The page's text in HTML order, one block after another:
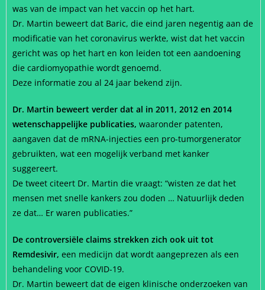
was van de impact van het vaccin op het hart.
Dr. Martin beweert dat Baric, die eind jaren negentig aan de
modificatie van het coronavirus werkte, wist dat het vaccin
gericht was op het hart en kon leiden tot een aandoening
die cardiomyopathie wordt genoemd.
Deze informatie zou al 24 jaar bekend zijn.
Dr. Martin beweert verder dat al in 2011, 2012 en 2014
wetenschappelijke publicaties, waaronder patenten,
aangaven dat de mRNA-injecties een pro-tumorgenerator
gebruikten, wat een mogelijk verband met kanker
suggereert.
De tweet citeert Dr. Martin die vraagt: “wisten ze dat het
mensen met snelle kankers zou doden … Natuurlijk deden
ze dat… Er waren publicaties.”
De controversiële claims strekken zich ook uit tot
Remdesivir, een medicijn dat wordt aangeprezen als een
behandeling voor COVID-19.
Dr. Martin beweert dat de eigen klinische onderzoeken van